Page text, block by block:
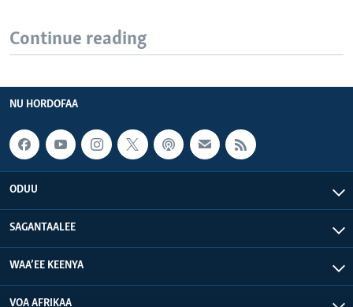
Continue reading
NU HORDOFAA
ODUU
SAGANTAALEE
WAA’EE KEENYA
VOA AFRIKAA